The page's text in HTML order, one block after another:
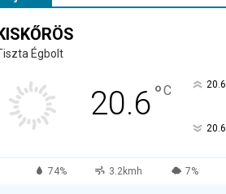
Égbolt
20.6°C 20.6
20.6
74% 3.2kmh 7%